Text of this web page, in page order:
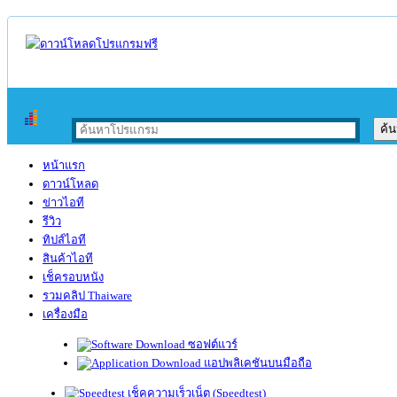
หน้าแรก
ดาวน์โหลด
ข่าวไอที
รีวิว
ทิปส์ไอที
สินค้าไอที
เช็ครอบหนัง
รวมคลิป Thaiware
เครื่องมือ
ซอฟต์แวร์
แอปพลิเคชันบนมือถือ
เช็คความเร็วเน็ต (Speedtest)